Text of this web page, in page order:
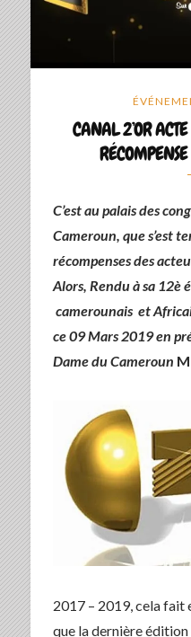
CANAL 2’OR
C’est au palais des
Cameroun, que s’est
récompenses des
Alors, Rendu à sa 12è
camerounais et
ce 09 Mars 2019 en
Dame du Cameroun
2017 – 2019, cela fait
que la dernière édition